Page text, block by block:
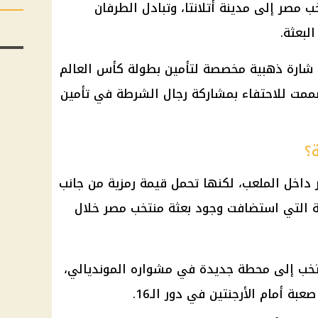
إلى مدينة أتلانتا، وتبادل الطرفان
ذهبية مخصصة لتأمين بطولة كأس العالم
صممت للاحتفاء بمشاركة رجال الشرطة في تأمين
داخل الملعب، لكنها تحمل قيمة رمزية من جانب
التي استضافت وجود بعثة منتخب مصر خلال
إلى محطة جديدة في مشواره المونديالي،
أمام الأرجنتين في دور الـ16.